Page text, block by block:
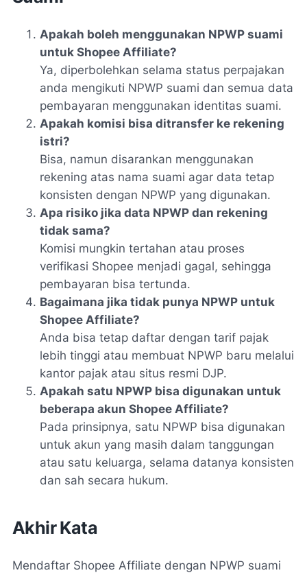
Apakah boleh menggunakan NPWP suami
untuk Shopee Affiliate?
Ya, diperbolehkan selama status perpajakan
anda mengikuti NPWP suami dan semua data
pembayaran menggunakan identitas suami.
Apakah komisi bisa ditransfer ke rekening
istri?
Bisa, namun disarankan menggunakan
rekening atas nama suami agar data tetap
konsisten dengan NPWP yang digunakan.
Apa risiko jika data NPWP dan rekening
tidak sama?
Komisi mungkin tertahan atau proses
verifikasi Shopee menjadi gagal, sehingga
pembayaran bisa tertunda.
Bagaimana jika tidak punya NPWP untuk
Shopee Affiliate?
Anda bisa tetap daftar dengan tarif pajak
lebih tinggi atau membuat NPWP baru melalui
kantor pajak atau situs resmi DJP.
Apakah satu NPWP bisa digunakan untuk
beberapa akun Shopee Affiliate?
Pada prinsipnya, satu NPWP bisa digunakan
untuk akun yang masih dalam tanggungan
atau satu keluarga, selama datanya konsisten
dan sah secara hukum.
Akhir Kata
Mendaftar Shopee Affiliate dengan NPWP suami